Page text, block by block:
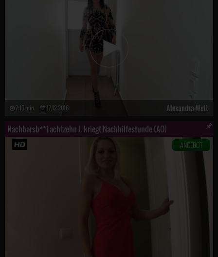
7:10 min. 17.12.2016 Alexandra-Wett
Nachbarsb**i achtzehn J. kriegt Nachhilfestunde (AO)
ANGEBOT